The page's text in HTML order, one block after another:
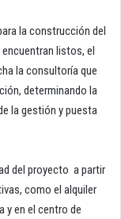
la construcción del
listos, el
la consultoría que
determinando la
la gestión y puesta
del proyecto a partir
como el alquiler
y en el centro de